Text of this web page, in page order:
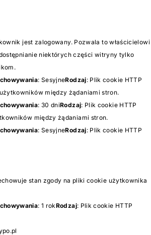
jest zalogowany. Pozwala to właścicielowi
niektórych części witryny tylko
: SesyjneRodzaj: Plik cookie HTTP
między żądaniami stron.
: 30 dniRodzaj: Plik cookie HTTP
między żądaniami stron.
: SesyjneRodzaj: Plik cookie HTTP
stan zgody na pliki cookie użytkownika
: 1 rokRodzaj: Plik cookie HTTP